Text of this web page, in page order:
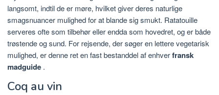
langsomt, indtil de er møre, hvilket giver deres naturlige
smagsnuancer mulighed for at blande sig smukt. Ratatouille
serveres ofte som tilbehør eller endda som hovedret, og er både
trøstende og sund. For rejsende, der søger en lettere vegetarisk
mulighed, er denne ret en fast bestanddel af enhverfransk
madguide .
Coq au vin